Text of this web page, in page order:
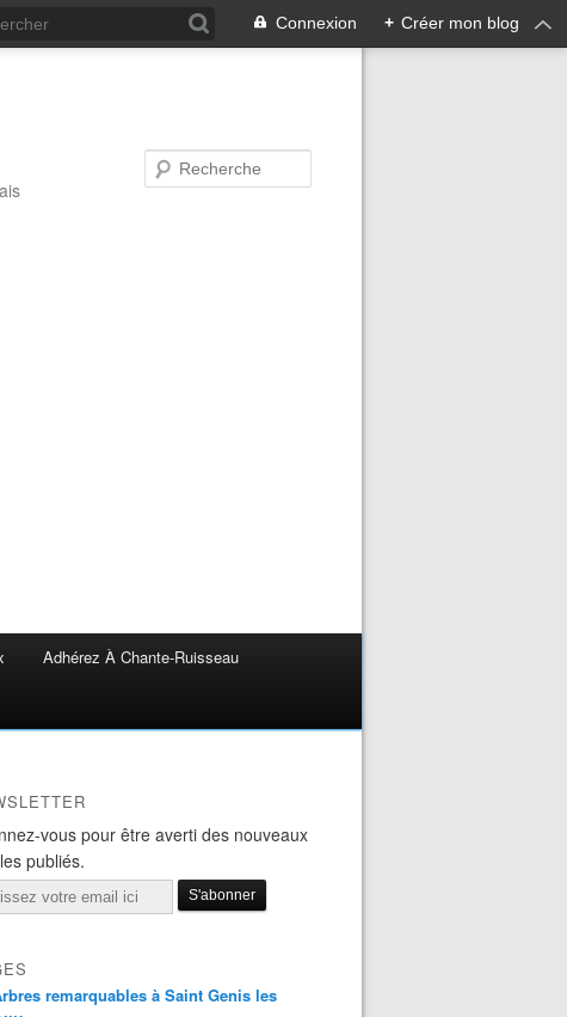
Connexion + Créer mon blog
Adhérez À Chante-Ruisseau
vous pour être averti des nouveaux
publiés.
remarquables à Saint Genis les